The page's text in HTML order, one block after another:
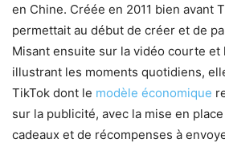
en Chine. Créée en 2011 bien avant
permettait au début de créer et de
Misant ensuite sur la vidéo courte et
illustrant les moments quotidiens,
TikTok dont le modèle économique
sur la publicité, avec la mise en place
cadeaux et de récompenses à